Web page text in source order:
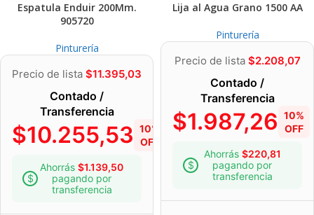
Espatula Enduir 200Mm.
905720
Pinturería
Precio de lista $11.395,03
Contado /
Transferencia
$10.255,53 10%
OFF
Ahorrás $1.139,50
pagando por
transferencia
Lija al Agua Grano 1500 AA
Pinturería
Precio de lista $2.208,07
Contado /
Transferencia
$1.987,26 10%
OFF
Ahorrás $220,81
pagando por
transferencia